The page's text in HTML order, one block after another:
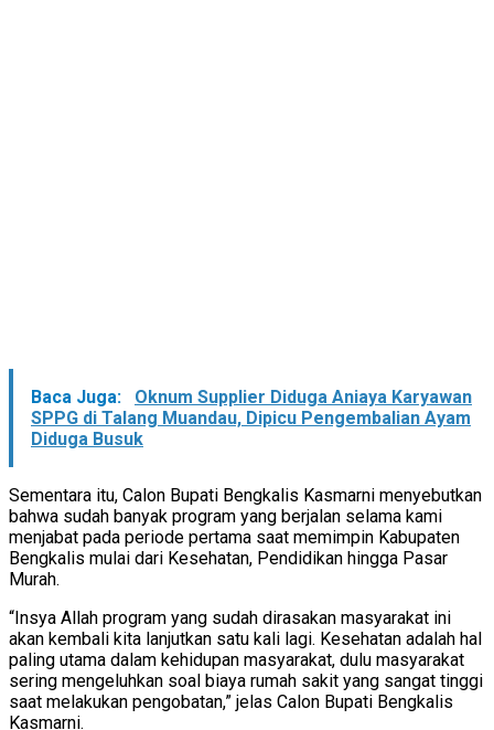
Baca Juga:
Oknum Supplier Diduga Aniaya Karyawan
SPPG di Talang Muandau, Dipicu Pengembalian Ayam
Diduga Busuk
Sementara itu, Calon Bupati Bengkalis Kasmarni menyebutkan
bahwa sudah banyak program yang berjalan selama kami
menjabat pada periode pertama saat memimpin Kabupaten
Bengkalis mulai dari Kesehatan, Pendidikan hingga Pasar
Murah.
“Insya Allah program yang sudah dirasakan masyarakat ini
akan kembali kita lanjutkan satu kali lagi. Kesehatan adalah hal
paling utama dalam kehidupan masyarakat, dulu masyarakat
sering mengeluhkan soal biaya rumah sakit yang sangat tinggi
saat melakukan pengobatan,” jelas Calon Bupati Bengkalis
Kasmarni.